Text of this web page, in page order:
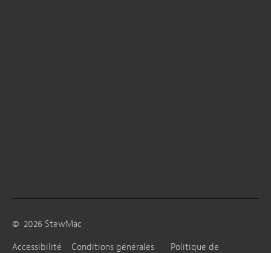
© 2026 StewMac
Accessibilité
Conditions générales Politique de